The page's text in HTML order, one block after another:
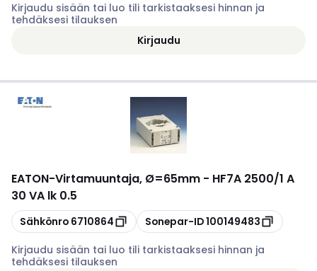
Kirjaudu sisään tai luo tili tarkistaaksesi hinnan ja
tehdäksesi tilauksen
Kirjaudu
EATON-Virtamuuntaja, Ø=65mm - HF7A 2500/1 A
30 VA lk 0.5
Kopioi
Sähkönro 6710864 Kopioi
Sonepar-ID100149483
Kirjaudu sisään tai luo tili tarkistaaksesi hinnan ja
tehdäksesi tilauksen